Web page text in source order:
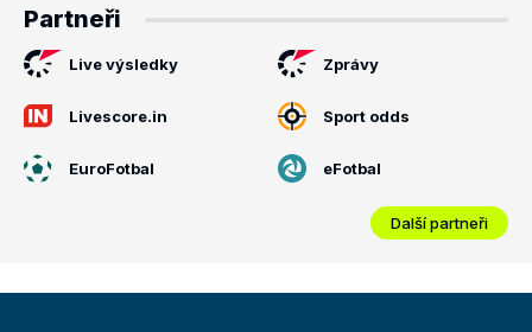
Partneři
Live výsledky Zprávy
Livescore.in Sport odds
EuroFotbal eFotbal
Další partneři